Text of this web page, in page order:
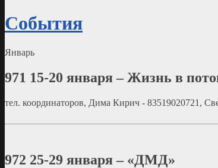
События
Январь
971 15-20 января – Жизнь в
тел. координаторов, Дима Кирич - 83519020721,
972 25-29 января – «ДМД»